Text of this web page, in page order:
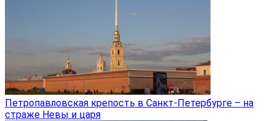
Петропавловская крепость в Санкт-Петербурге – на
страже Невы и царя